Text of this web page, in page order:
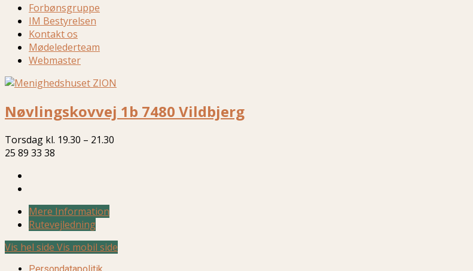
Forbønsgruppe
IM Bestyrelsen
Kontakt os
Mødelederteam
Webmaster
Nøvlingskovvej 1b 7480 Vildbjerg
Torsdag kl. 19.30 – 21.30
25 89 33 38
Mere Information
Rutevejledning
Vis hel side Vis mobil side
Persondatapolitik.